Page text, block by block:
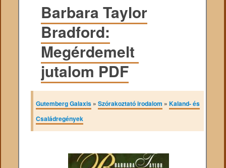
Barbara Taylor
Bradford:
Megérdemelt ​
jutalom PDF
Gutemberg Galaxis »Szórakoztató irodalom »Kaland- és
Családregények